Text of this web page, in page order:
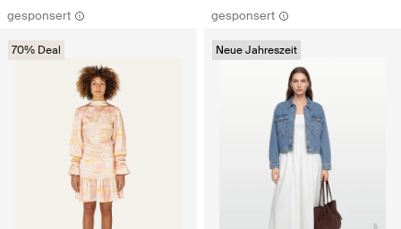
gesponsert
70% Deal
gesponsert
Neue Jahreszeit